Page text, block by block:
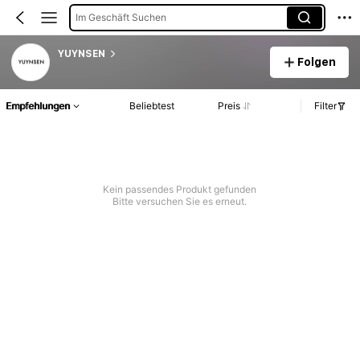
Im Geschäft Suchen
YUYNSEN
Folgen
Empfehlungen Beliebtest Preis Filter
Kein passendes Produkt gefunden
Bitte versuchen Sie es erneut.